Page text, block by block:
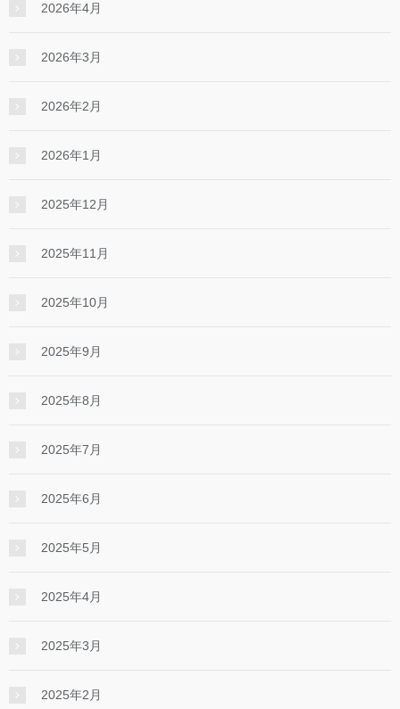
2026年4月
2026年3月
2026年2月
2026年1月
2025年12月
2025年11月
2025年10月
2025年9月
2025年8月
2025年7月
2025年6月
2025年5月
2025年4月
2025年3月
2025年2月